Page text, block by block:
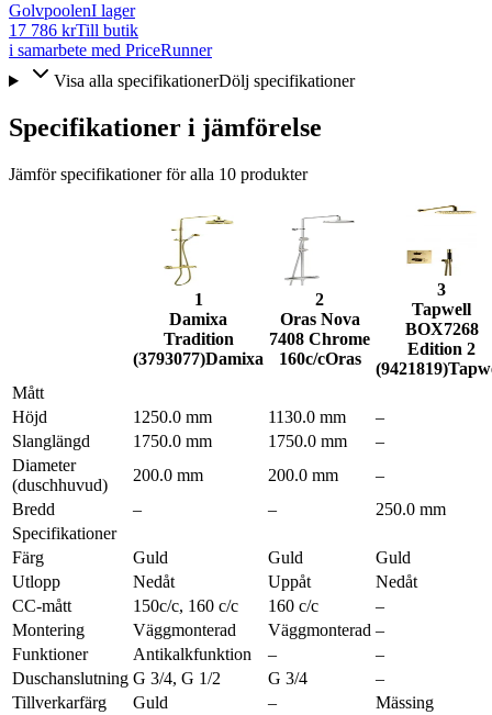
GolvpoolenI lager
17 786 krTill butik
i samarbete med PriceRunner
Visa alla specifikationerDölj specifikationer
Specifikationer i jämförelse
Jämför specifikationer för alla 10 produkter
1
Damixa
Tradition
(3793077)Damixa
2
Oras Nova
7408 Chrome
160c/cOras
3
Tapwell
BOX7268
Edition 2
(9421819)
Mått
Höjd
1250.0 mm 1130.0 mm
–
Slanglängd
1750.0 mm 1750.0 mm
–
Diameter
(duschhuvud)
200.0 mm 200.0 mm
–
Bredd
– –
250.0 mm
Specifikationer
Färg
Guld Guld
Guld
Utlopp
Nedåt Uppåt
Nedåt
CC-mått
150c/c, 160 c/c 160 c/c
–
Montering
Väggmonterad Väggmonterad –
Funktioner
Antikalkfunktion –
–
Duschanslutning G 3/4, G 1/2 G 3/4
–
Tillverkarfärg
Guld –
Mässing